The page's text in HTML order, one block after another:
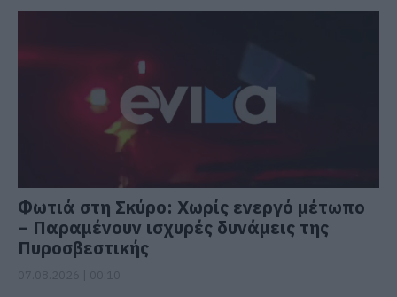
Φωτιά στη Σκύρο: Χωρίς ενεργό μέτωπο
– Παραμένουν ισχυρές δυνάμεις της
Πυροσβεστικής